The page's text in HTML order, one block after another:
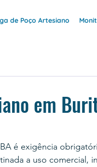
de Poço Artesiano
em
é exigência
a uso comercial,